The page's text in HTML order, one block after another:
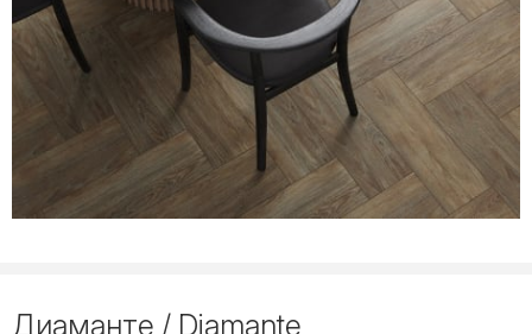
Диаманте / Diamante